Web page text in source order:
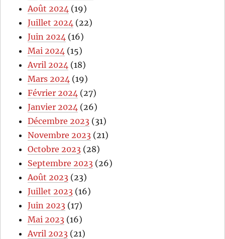
Août 2024 (19)
Juillet 2024 (22)
Juin 2024 (16)
Mai 2024 (15)
Avril 2024 (18)
Mars 2024 (19)
Février 2024 (27)
Janvier 2024 (26)
Décembre 2023 (31)
Novembre 2023 (21)
Octobre 2023 (28)
Septembre 2023 (26)
Août 2023 (23)
Juillet 2023 (16)
Juin 2023 (17)
Mai 2023 (16)
Avril 2023 (21)